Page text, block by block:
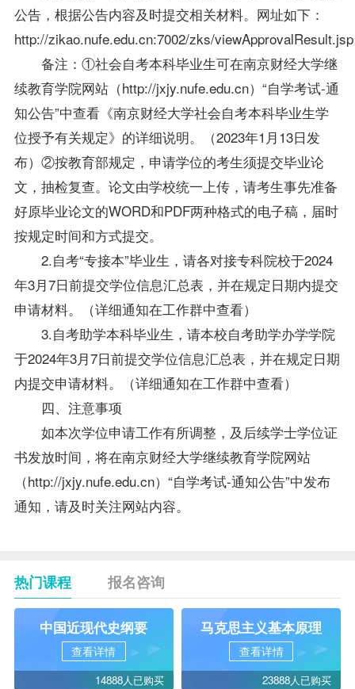
公告，根据公告内容及时提交相关材料。网址如下：
http://zikao.nufe.edu.cn:7002/zks/viewApprovalResult.jsp
备注：①社会自考本科毕业生可在南京财经大学继
续教育学院网站（http://jxjy.nufe.edu.cn）“自学考试-通
知公告”中查看《南京财经大学社会自考本科毕业生学
位授予有关规定》的详细说明。（2023年1月13日发
布）②按教育部规定，申请学位的考生须提交毕业论
文，抽检复查。论文由学校统一上传，请考生事先准备
好原毕业论文的WORD和PDF两种格式的电子稿，届时
按规定时间和方式提交。
2.自考“专接本”毕业生，请各对接专科院校于2024
年3月7日前提交学位信息汇总表，并在规定日期内提交
申请材料。（详细通知在工作群中查看）
3.自考助学本科毕业生，请本校自考助学办学学院
于2024年3月7日前提交学位信息汇总表，并在规定日期
内提交申请材料。（详细通知在工作群中查看）
四、注意事项
如本次学位申请工作有所调整，及后续学士学位证
书发放时间，将在南京财经大学继续教育学院网站
（http://jxjy.nufe.edu.cn）“自学考试-通知公告”中发布
通知，请及时关注网站内容。
热门课程 报名咨询
中国近现代史纲要
查看详情
14888人已购买
马克思主义基本原理
查看详情
23888人已购买